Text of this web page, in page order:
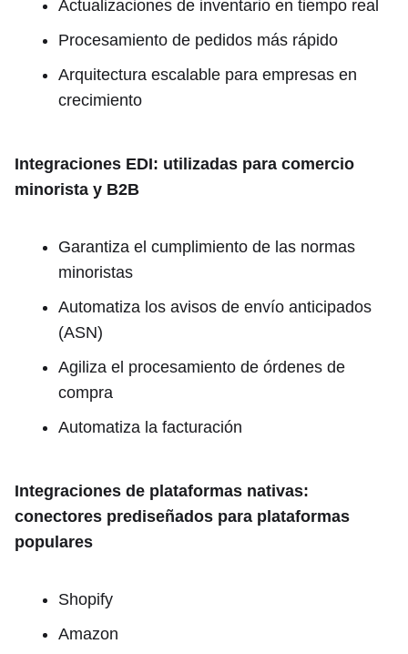
Actualizaciones de inventario en tiempo real
Procesamiento de pedidos más rápido
Arquitectura escalable para empresas en
crecimiento
Integraciones EDI: utilizadas para comercio
minorista y B2B
Garantiza el cumplimiento de las normas
minoristas
Automatiza los avisos de envío anticipados
(ASN)
Agiliza el procesamiento de órdenes de
compra
Automatiza la facturación
Integraciones de plataformas nativas:
conectores prediseñados para plataformas
populares
Shopify
Amazon